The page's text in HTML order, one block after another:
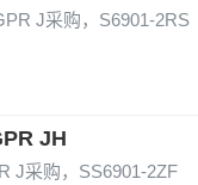
J采购，S6901-2RS
JH
J采购，SS6901-2ZF